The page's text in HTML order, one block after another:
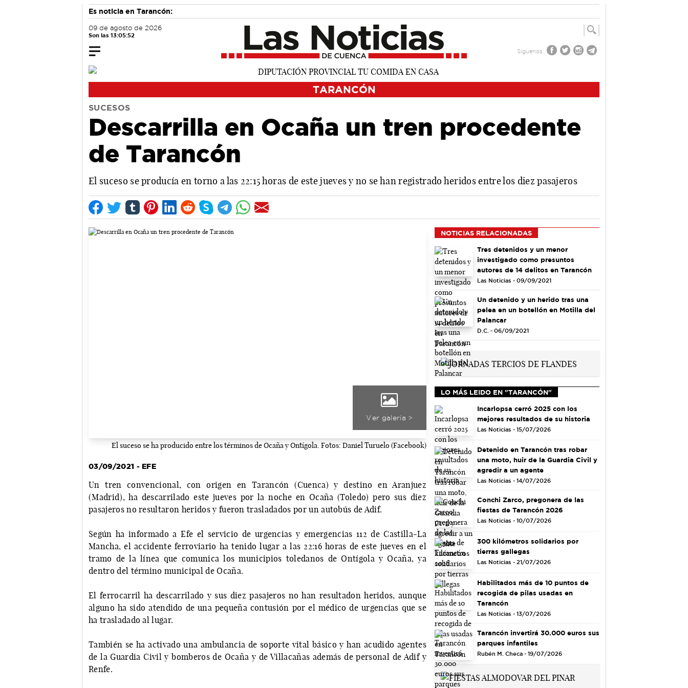
Es noticia en Tarancón:
09 de agosto de 2026
Son las 13:05:52
Síguenos
TARANCÓN
SUCESOS
Descarrilla en Ocaña un tren procedente
de Tarancón
El suceso se producía en torno a las 22:15 horas de este jueves y no se han registrado heridos entre los diez pasajeros
Ver galería >
El suceso se ha producido entre los términos de Ocaña y Ontígola. Fotos: Daniel Turuelo (Facebook)
03/09/2021 - EFE
Un tren convencional, con origen en Tarancón (Cuenca) y destino en Aranjuez
(Madrid), ha descarrilado este jueves por la noche en Ocaña (Toledo) pero sus diez
pasajeros no resultaron heridos y fueron trasladados por un autobús de Adif.
Según ha informado a Efe el servicio de urgencias y emergencias 112 de Castilla-La
Mancha, el accidente ferroviario ha tenido lugar a las 22:16 horas de este jueves en el
tramo de la línea que comunica los municipios toledanos de Ontígola y Ocaña, ya
dentro del término municipal de Ocaña.
El ferrocarril ha descarrilado y sus diez pasajeros no han resultadon heridos, aunque
alguno ha sido atendido de una pequeña contusión por el médico de urgencias que se
ha trasladado al lugar.
También se ha activado una ambulancia de soporte vital básico y han acudido agentes
de la Guardia Civil y bomberos de Ocaña y de Villacañas además de personal de Adif y
Renfe.
NOTICIAS RELACIONADAS
Tres detenidos y un menor
investigado como presuntos
autores de 14 delitos en Tarancón
Las Noticias - 09/09/2021
Un detenido y un herido tras una
pelea en un botellón en Motilla del
Palancar
D.C. - 06/09/2021
LO MÁS LEIDO EN "TARANCÓN"
Incarlopsa cerró 2025 con los
mejores resultados de su historia
Las Noticias - 15/07/2026
Detenido en Tarancón tras robar
una moto, huir de la Guardia Civil y
agredir a un agente
Las Noticias - 14/07/2026
Conchi Zarco, pregonera de las
fiestas de Tarancón 2026
Las Noticias - 10/07/2026
300 kilómetros solidarios por
tierras gallegas
Las Noticias - 21/07/2026
Habilitados más de 10 puntos de
recogida de pilas usadas en
Tarancón
Las Noticias - 13/07/2026
Tarancón invertirá 30.000 euros sus
parques infantiles
Rubén M. Checa - 19/07/2026